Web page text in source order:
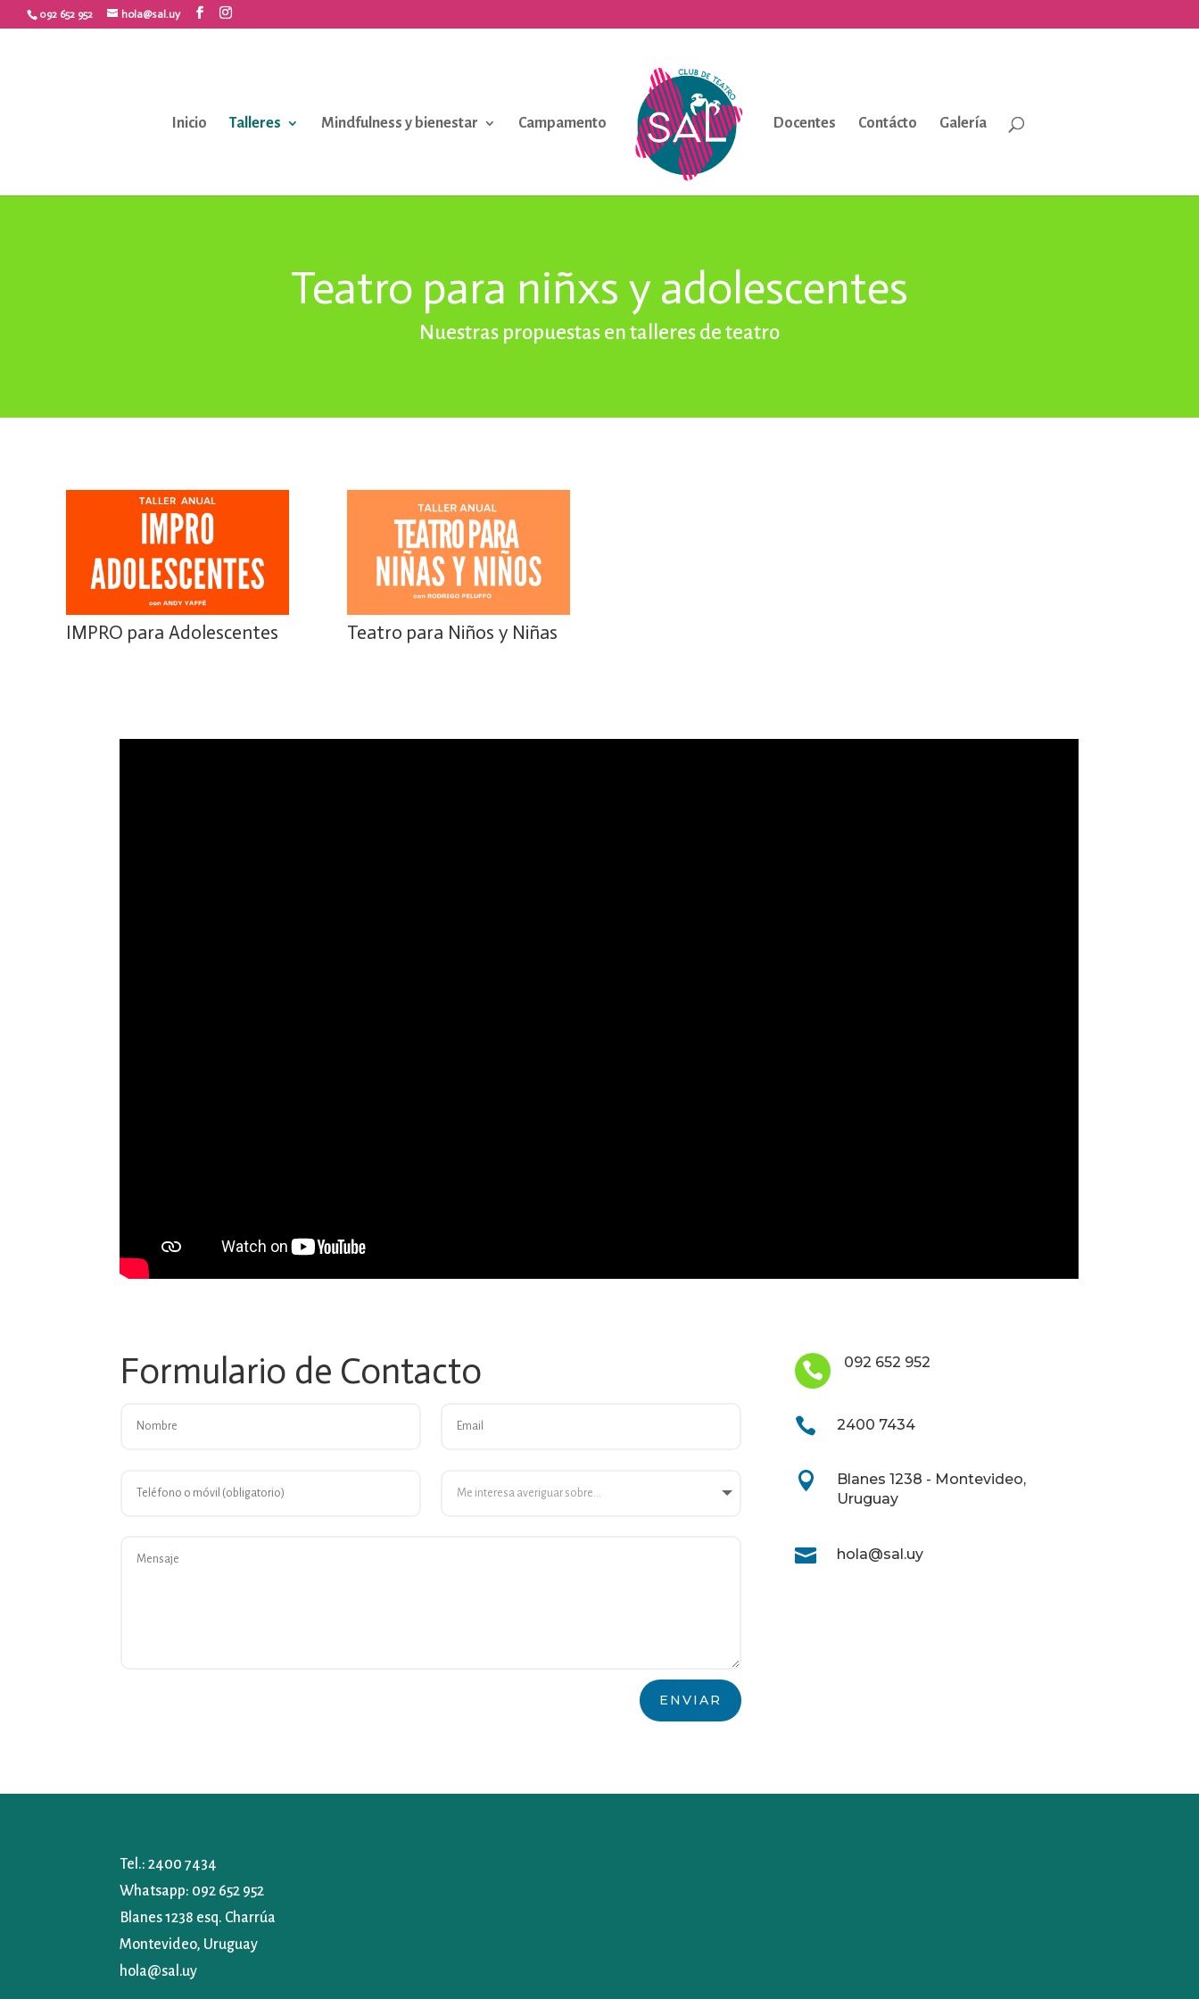
092 652 952 hola@sal.uy
Inicio Talleres Mindfulness y bienestar Campamento Docentes Contácto Galería
Teatro para niñxs y adolescentes
Nuestras propuestas en talleres de teatro
IMPRO para Adolescentes Teatro para Niños y Niñas
Formulario de Contacto
ENVIAR
 092 652 952
 2400 7434

Blanes 1238 - Montevideo,
Uruguay
 hola@sal.uy
Tel.:2400 7434
Whatsapp: 092 652 952
Blanes 1238 esq. Charrúa
Montevideo, Uruguay
hola@sal.uy